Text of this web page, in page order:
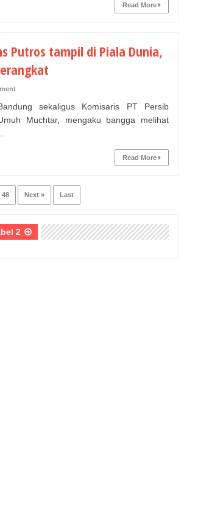
Read More
Putros tampil di Piala Dunia,
sekaligus Komisaris PT Persib
Muchtar, mengaku bangga melihat
Read More
48 Next » Last
2